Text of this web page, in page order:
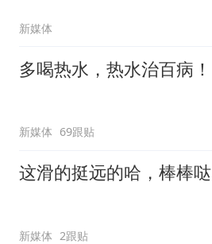
新媒体
多喝热水，热水治百病！
新媒体 69跟贴
这滑的挺远的哈，棒棒哒
新媒体 2跟贴